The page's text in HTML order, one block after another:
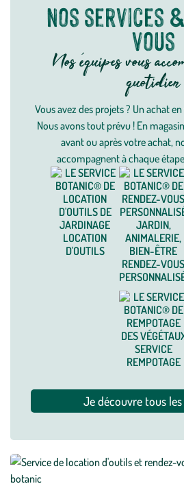
Nos services
vous
Nos équipes vous
quotidien
Vous avez des projets ? Un achat
Nous avons tout prévu ! En
avant ou après votre achat,
accompagnent à chaque
LOCATION
D'OUTILS
RENDEZ-VOUS
SERVICE
REMPOTAGE
Je découvre tous